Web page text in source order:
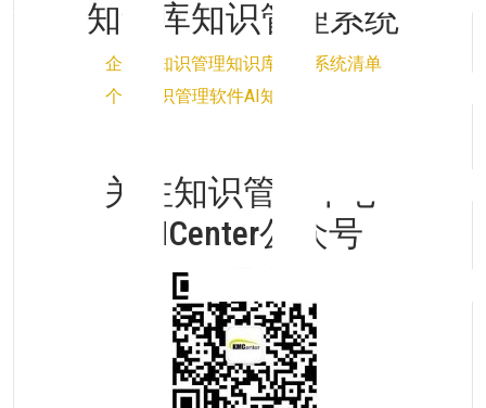
知识库知识管理系统
企业AI知识管理知识库软件系统清单
个人知识管理软件AI知识库系统清单
关注知识管理中心
KMCenter公众号